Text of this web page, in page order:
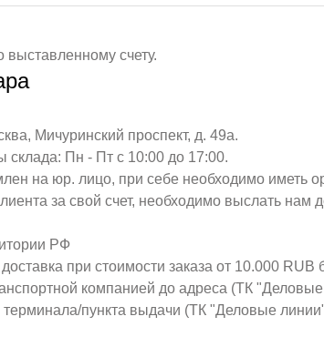
выставленному счету.
Мичуринский проспект, д. 49а.
склада: Пн - Пт с 10:00 до 17:00.
на юр. лицо, при себе необходимо иметь
за свой счет, необходимо выслать
РФ
при стоимости заказа от 10.000
компанией до адреса (ТК
терминала/пункта выдачи (ТК "Деловые